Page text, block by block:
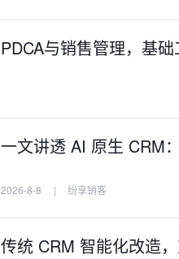
PDCA与销售管理，基
一文讲透 AI 原生 CRM
2026-8-8 | 纷享销客
传统 CRM 智能化改造